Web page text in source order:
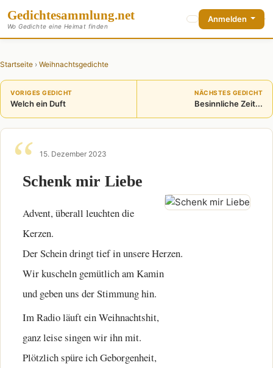
Gedichtesammlung.net
Wo Gedichte eine Heimat finden
Anmelden
Startseite › Weihnachtsgedichte
VORIGES GEDICHT
Welch ein Duft
NÄCHSTES GEDICHT
Besinnliche Zeit...
15. Dezember 2023
Schenk mir Liebe
Advent, überall leuchten die
Kerzen.
Der Schein dringt tief in unsere Herzen.
Wir kuscheln gemütlich am Kamin
und geben uns der Stimmung hin.
Im Radio läuft ein Weihnachtshit,
ganz leise singen wir ihn mit.
Plötzlich spüre ich Geborgenheit,